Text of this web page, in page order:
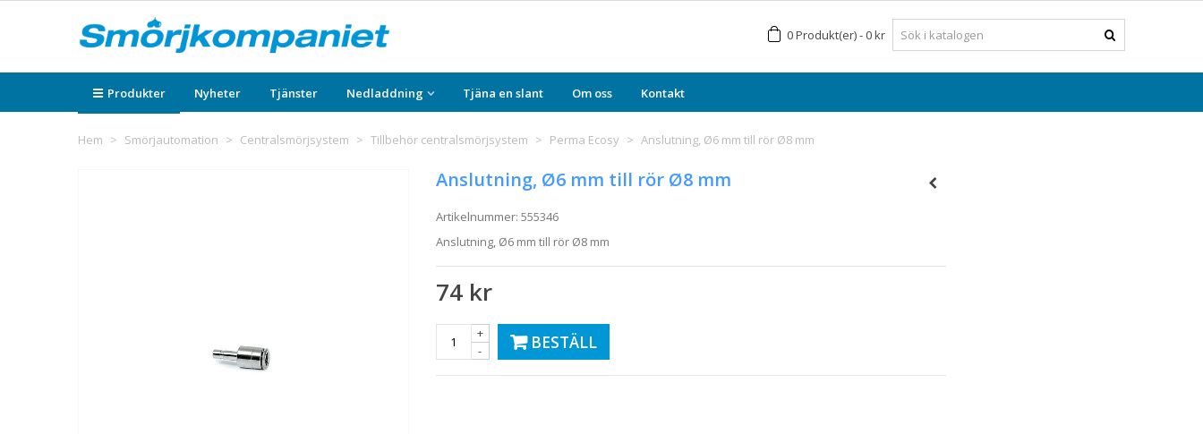
0Produkt(er)-0 kr
Produkter Nyheter Tjänster Nedladdning Tjäna en slant Om oss Kontakt
Hem > Smörjautomation > Centralsmörjsystem > Tillbehör centralsmörjsystem > Perma Ecosy > Anslutning, Ø6 mm till rör Ø8 mm
Anslutning, Ø6 mm till rör Ø8 mm
Artikelnummer: 555346
Anslutning, Ø6 mm till rör Ø8 mm
74 kr
-
+ BESTÄLL